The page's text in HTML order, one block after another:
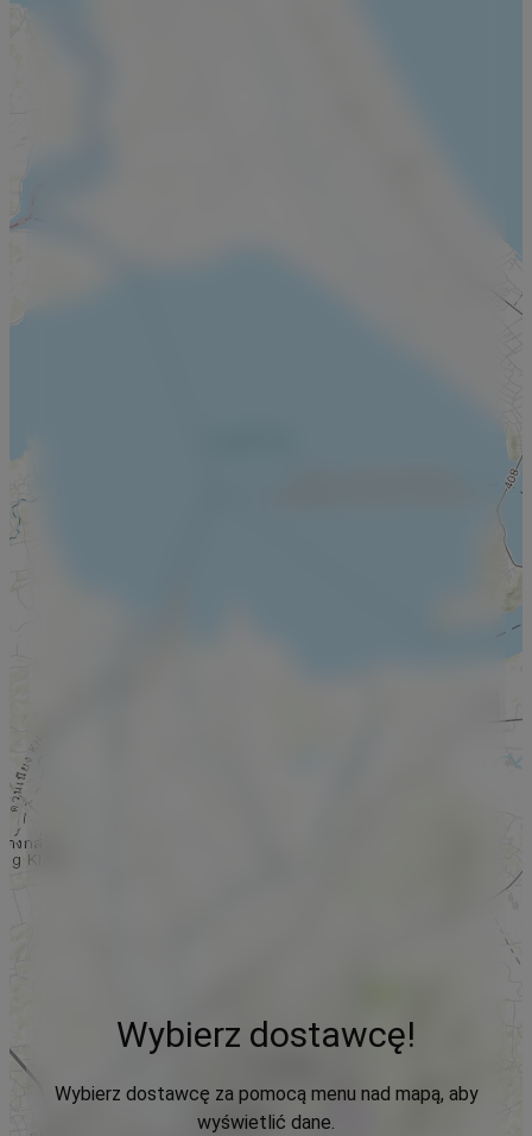
Wybierz dostawcę!
Wybierz dostawcę za pomocą menu nad mapą, aby
wyświetlić dane.